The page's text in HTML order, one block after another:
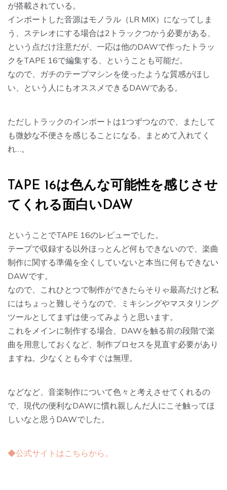
が搭載されている。
インポートした音源はモノラル（LR MIX）になってしま
う、ステレオにする場合は2トラックつかう必要がある、
という点だけ注意だが、一応は他のDAWで作ったトラッ
クをTAPE 16で編集する、ということも可能だ。
なので、ガチのテープマシンを使ったような質感がほし
い、という人にもオススメできるDAWである。
ただしトラックのインポートは1つずつなので、またして
も微妙な不便さを感じることになる。まとめて入れてく
れ…。
TAPE 16は色んな可能性を感じさせ
てくれる面白いDAW
ということでTAPE 16のレビューでした。
テープで収録する以外ほっとんど何もできないので、楽曲
制作に関する準備を全くしていないと本当に何もできない
DAWです。
なので、これひとつで制作ができたらそりゃ最高だけど私
にはちょっと難しそうなので、ミキシングやマスタリング
ツールとしてまずは使ってみようと思います。
これをメインに制作する場合、DAWを触る前の段階で楽
曲を用意しておくなど、制作プロセスを見直す必要があり
ますね。少なくとも今すぐは無理。
などなど、音楽制作について色々と考えさせてくれるの
で、現代の便利なDAWに慣れ親しんだ人にこそ触ってほ
しいなと思うDAWでした。
◆公式サイトはこちらから。